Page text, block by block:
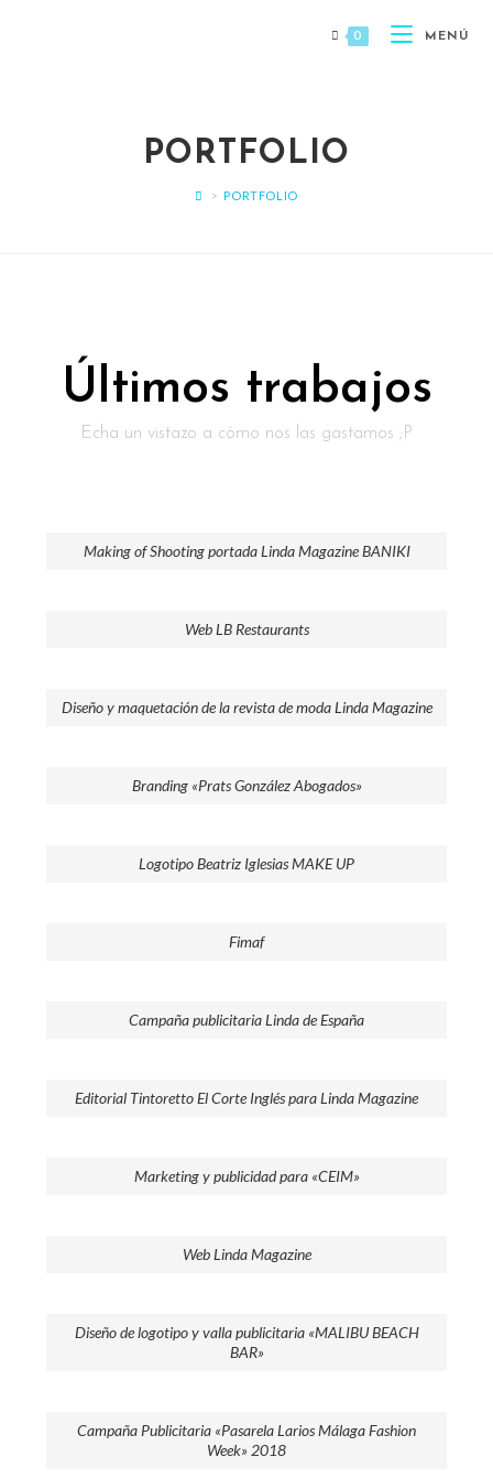
0 MENÚ
PORTFOLIO
> PORTFOLIO
Últimos trabajos
Echa un vistazo a cómo nos las gastamos ;P
Making of Shooting portada Linda Magazine BANIKI
Web LB Restaurants
Diseño y maquetación de la revista de moda Linda Magazine
Branding «Prats González Abogados»
Logotipo Beatriz Iglesias MAKE UP
Fimaf
Campaña publicitaria Linda de España
Editorial Tintoretto El Corte Inglés para Linda Magazine
Marketing y publicidad para «CEIM»
Web Linda Magazine
Diseño de logotipo y valla publicitaria «MALIBU BEACH
BAR»
Campaña Publicitaria «Pasarela Larios Málaga Fashion
Week» 2018